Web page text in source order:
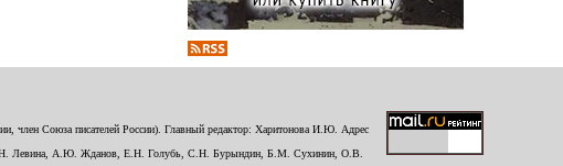
член Союза писателей России). Главный редактор: Харитонова И.Ю. Адрес
Левина, А.Ю. Жданов, Е.Н. Голубь, С.Н. Бурындин, Б.М. Сухинин, О.В.